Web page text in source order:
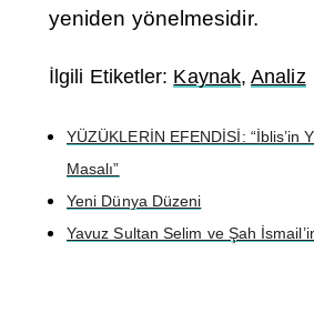
yeniden yönelmesidir.
İlgili Etiketler: Kaynak,Analiz
YÜZÜKLERİN EFENDİSİ: “İblis’in
Masalı”
Yeni Dünya Düzeni
Yavuz Sultan Selim ve Şah